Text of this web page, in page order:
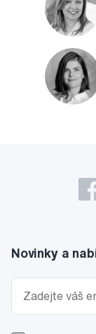
Novinky a